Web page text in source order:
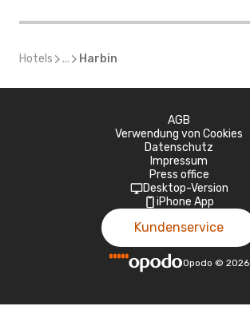
Hotels ... Harbin
AGB
Verwendung von Cookies
Datenschutz
Impressum
Press office
Desktop-Version
iPhone App
Kundenservice
Opodo © 2026